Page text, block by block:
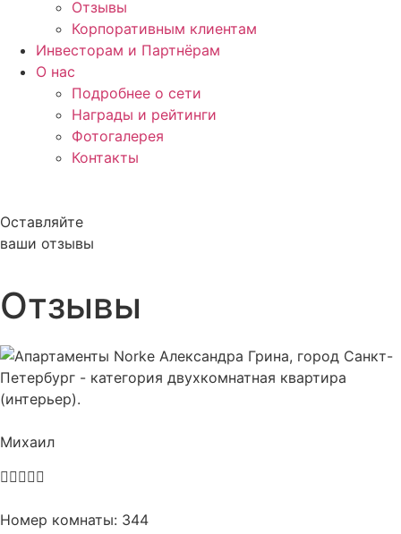
Отзывы
Корпоративным клиентам
Инвесторам и Партнёрам
О нас
Подробнее о сети
Награды и рейтинги
Фотогалерея
Контакты
Оставляйте
ваши отзывы
Отзывы
Михаил

Номер комнаты: 344